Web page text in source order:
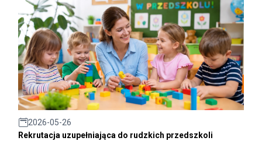
2026-05-26
Rekrutacja uzupełniająca do rudzkich przedszkoli